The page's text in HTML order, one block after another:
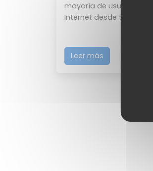
mayoría de usuarios.
Internet desde tu
Leer más